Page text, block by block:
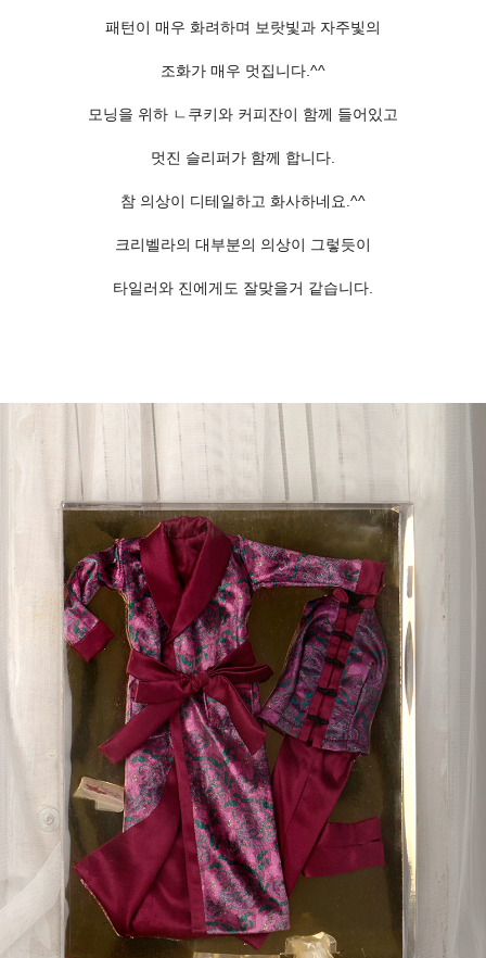
패턴이 매우 화려하며 보랏빛과 자주빛의
조화가 매우 멋집니다.^^
모닝을 위하 ㄴ쿠키와 커피잔이 함께 들어있고
멋진 슬리퍼가 함께 합니다.
참 의상이 디테일하고 화사하네요.^^
크리벨라의 대부분의 의상이 그렇듯이
타일러와 진에게도 잘맞을거 같습니다.